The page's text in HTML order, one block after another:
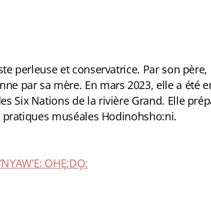
perleuse et conservatrice. Par son père,
par sa mère. En mars 2023, elle a été
Six Nations de la rivière Grand. Elle
pratiques muséales Hodinohsho:ni.
OHĘ:DǪ: